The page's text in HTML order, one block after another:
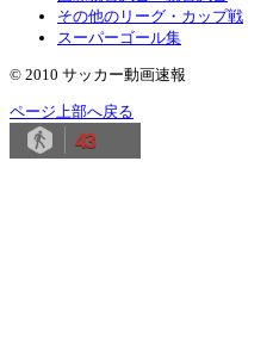
その他のリーグ・カップ戦
スーパーゴール集
© 2010 サッカー動画速報
ページ上部へ戻る
43